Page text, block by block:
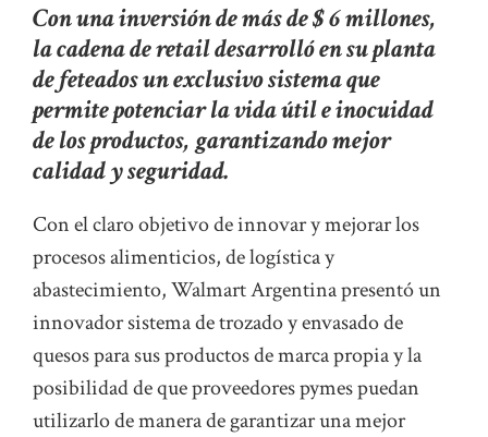
Con una inversión de más de $ 6 millones,
la cadena de retail desarrolló en su planta
de feteados un exclusivo sistema que
permite potenciar la vida útil e inocuidad
de los productos, garantizando mejor
calidad y seguridad.
Con el claro objetivo de innovar y mejorar los
procesos alimenticios, de logística y
abastecimiento, Walmart Argentina presentó un
innovador sistema de trozado y envasado de
quesos para sus productos de marca propia y la
posibilidad de que proveedores pymes puedan
utilizarlo de manera de garantizar una mejor